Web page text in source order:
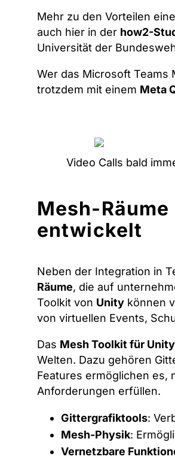
Mehr zu den Vorteilen
auch hier in der how2-
Universität der
Wer das Microsoft Teams
trotzdem mit einem Meta
Video Calls bald
Mesh-
entwickelt
Neben der Integration in
Räume, die auf
Toolkit von Unity können
von virtuellen Events,
Das Mesh Toolkit für Unity
Welten. Dazu gehören
Features ermöglichen es,
Anforderungen erfüllen.
Gittergrafiktools:
Mesh-Physik:
Vernetzbare